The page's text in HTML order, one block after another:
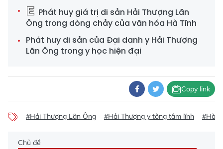
Phát huy giá trị di sản Hải Thượng Lãn
Ông trong dòng chảy của văn hóa Hà Tĩnh
Phát huy di sản của Đại danh y Hải Thượng
Lãn Ông trong y học hiện đại
Copy link
#Hải Thượng Lãn Ông #Hải Thượng y tông tâm lĩnh #Hà
Chủ đề